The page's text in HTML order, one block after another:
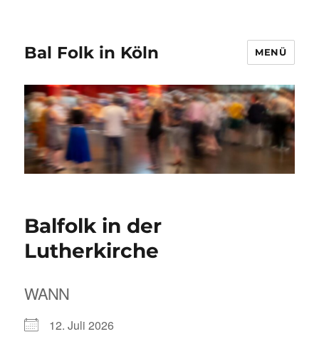
Bal Folk in Köln MENÜ
Balfolk in der
Lutherkirche
WANN
12. Juli 2026